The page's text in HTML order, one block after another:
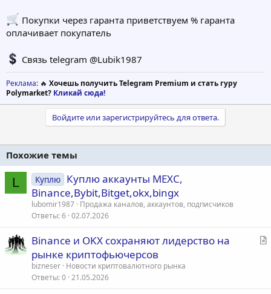
Покупки через гаранта приветствуем % гаранта
оплачивает покупатель
Связь telegram @Lubik1987
Реклама: 🔥 Хочешь получить Telegram Premium и стать гуру
Polymarket? Кликай сюда!
Войдите или зарегистрируйтесь для ответа.
Похожие темы
L Куплю Куплю аккаунты MEXC,
Binance,Bybit,Bitget,okx,bingx
lubomir1987 Продажа каналов, аккаунтов, подписчиков
Ответы 6 02.07.2026
С
Binance и OKX сохраняют лидерство на
рынке криптофьючерсов
bizneser Новости криптовалютного рынка
Ответы 0 21.05.2026